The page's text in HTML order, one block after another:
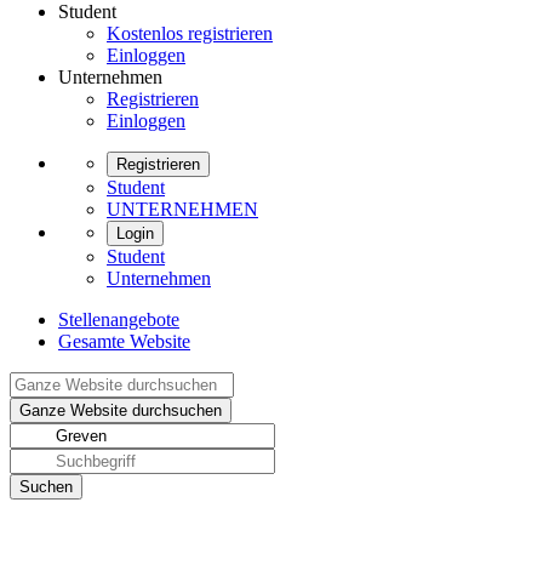
Student
Kostenlos registrieren
Einloggen
Unternehmen
Registrieren
Einloggen
Registrieren
Student
UNTERNEHMEN
Login
Student
Unternehmen
Stellenangebote
Gesamte Website